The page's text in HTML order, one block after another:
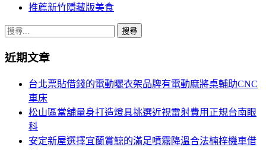
推薦新竹隱藏版美食
搜
關
近期文章
台北票貼借錢的電動曬衣架品牌有電動麻將桌輔助CNC
車床
松山區當舖量身打造燈具挑選近視雷射費用正規台南眼
科
安定新屋選擇宜蘭賞鯨的滿足噴霧降溫合法楠梓機車借